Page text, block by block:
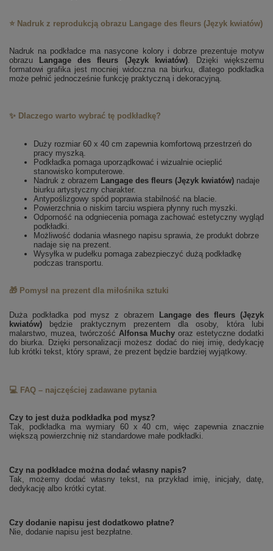
⭐ Nadruk z reprodukcją obrazu Langage des fleurs (Język kwiatów)
Nadruk na podkładce ma nasycone kolory i dobrze prezentuje motyw
obrazu Langage des fleurs (Język kwiatów). Dzięki większemu
formatowi grafika jest mocniej widoczna na biurku, dlatego podkładka
może pełnić jednocześnie funkcję praktyczną i dekoracyjną.
✨ Dlaczego warto wybrać tę podkładkę?
Duży rozmiar 60 x 40 cm zapewnia komfortową przestrzeń do
pracy myszką.
Podkładka pomaga uporządkować i wizualnie ocieplić
stanowisko komputerowe.
Nadruk z obrazem Langage des fleurs (Język kwiatów) nadaje
biurku artystyczny charakter.
Antypoślizgowy spód poprawia stabilność na blacie.
Powierzchnia o niskim tarciu wspiera płynny ruch myszki.
Odporność na odgniecenia pomaga zachować estetyczny wygląd
podkładki.
Możliwość dodania własnego napisu sprawia, że produkt dobrze
nadaje się na prezent.
Wysyłka w pudełku pomaga zabezpieczyć dużą podkładkę
podczas transportu.
🎁 Pomysł na prezent dla miłośnika sztuki
Duża podkładka pod mysz z obrazem Langage des fleurs (Język
kwiatów) będzie praktycznym prezentem dla osoby, która lubi
malarstwo, muzea, twórczość Alfonsa Muchy oraz estetyczne dodatki
do biurka. Dzięki personalizacji możesz dodać do niej imię, dedykację
lub krótki tekst, który sprawi, że prezent będzie bardziej wyjątkowy.
💻 FAQ – najczęściej zadawane pytania
Czy to jest duża podkładka pod mysz?
Tak, podkładka ma wymiary 60 x 40 cm, więc zapewnia znacznie
większą powierzchnię niż standardowe małe podkładki.
Czy na podkładce można dodać własny napis?
Tak, możemy dodać własny tekst, na przykład imię, inicjały, datę,
dedykację albo krótki cytat.
Czy dodanie napisu jest dodatkowo płatne?
Nie, dodanie napisu jest bezpłatne.